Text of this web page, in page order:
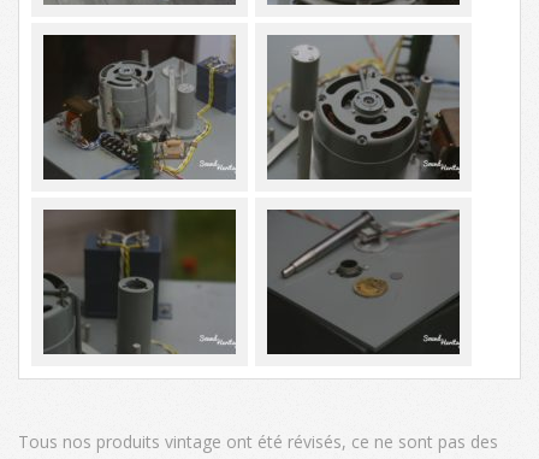
Tous nos produits vintage ont été révisés, ce ne sont pas des